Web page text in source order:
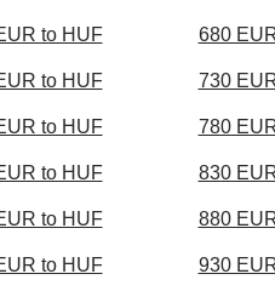
to HUF 680
to HUF 730
to HUF 780
to HUF 830
to HUF 880
to HUF 930